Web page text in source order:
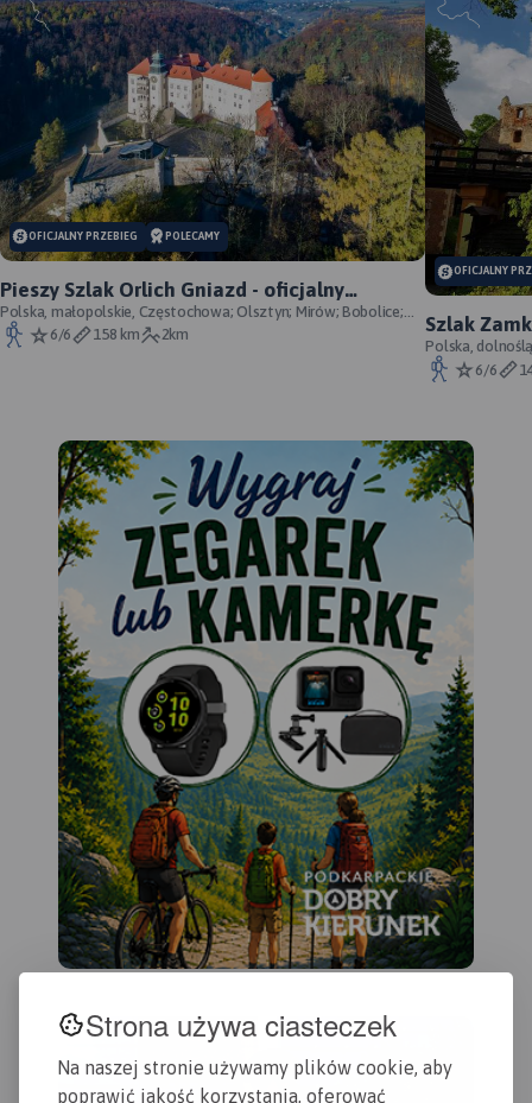
Strona używa ciasteczek
Na naszej stronie używamy plików cookie, aby
poprawić jakość korzystania, oferować
OFICJALNY PRZEBIEG POLECAMY
Pieszy Szlak Orlich Gniazd - oficjalny
przebieg szlaku
Polska, małopolskie, Częstochowa; Olsztyn; Mirów; Bobolice;
Morsko; Ogrodzieniec; Pilica; Smoleń; By
6/6 158 km 2km
OFICJALNY
Szlak
przebieg
Polska,
Śląskie, powiat
6/6